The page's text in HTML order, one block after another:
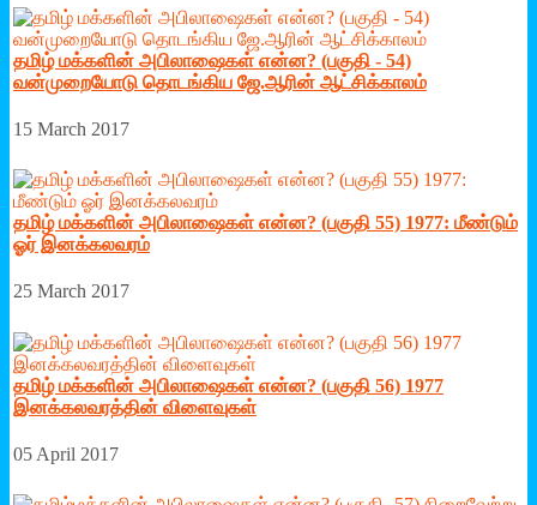
தமிழ் மக்களின் அபிலாஷைகள் என்ன? (பகுதி - 54)
வன்முறையோடு தொடங்கிய ஜே.ஆரின் ஆட்சிக்காலம்
15 March 2017
தமிழ் மக்களின் அபிலாஷைகள் என்ன? (பகுதி 55) 1977: மீண்டும்
ஓர் இனக்கலவரம்
25 March 2017
தமிழ் மக்களின் அபிலாஷைகள் என்ன? (பகுதி 56) 1977
இனக்கலவரத்தின் விளைவுகள்
05 April 2017